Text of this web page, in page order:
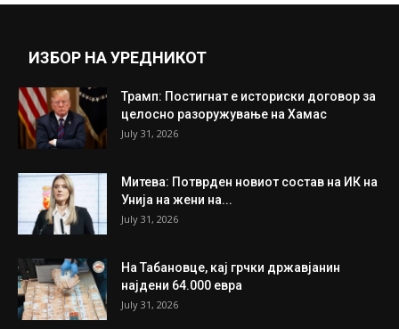
ИЗБОР НА УРЕДНИКОТ
Трамп: Постигнат е историски договор за
целосно разоружување на Хамас
July 31, 2026
Митева: Потврден новиот состав на ИК на
Унија на жени на...
July 31, 2026
На Табановце, кај грчки државјанин
најдени 64.000 евра
July 31, 2026